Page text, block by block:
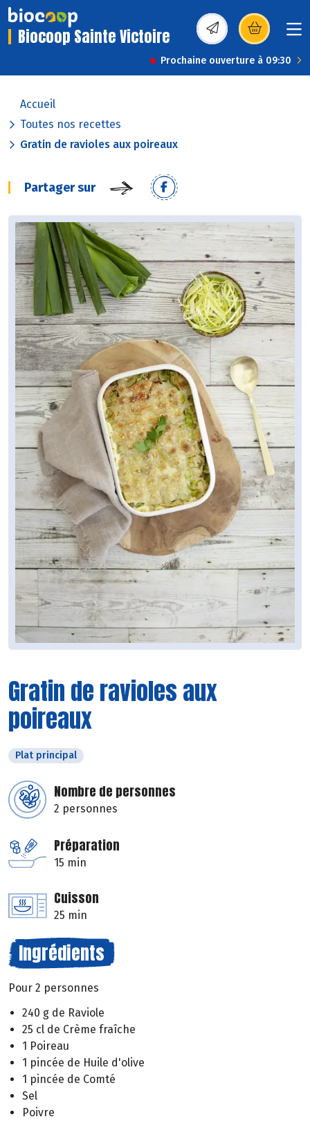
Biocoop Sainte Victoire (s’ouvre dans une
Prochaine ouverture à 09:30
Accueil
Toutes nos recettes
Gratin de ravioles aux poireaux
Partager sur
Gratin de ravioles aux
poireaux
Plat principal
Nombre de personnes
2 personnes
Préparation
15 min
Cuisson
25 min
Ingrédients
Pour 2 personnes
240 g de Raviole
25 cl de Crème fraîche
1 Poireau
1 pincée de Huile d'olive
1 pincée de Comté
Sel
Poivre